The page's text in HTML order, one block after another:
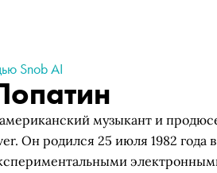
Snob AI
музыкант и
Он родился 25 июля 1982 года